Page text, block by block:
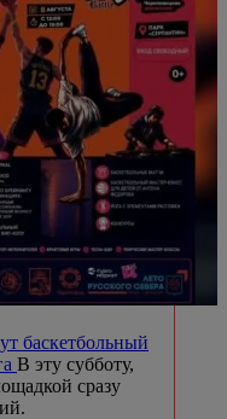
баскетбольный
В эту субботу,
сразу